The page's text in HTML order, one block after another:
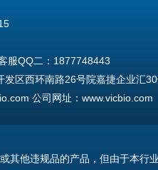
服QQ二：1877748443
发区西环南路26号院嘉捷企业汇
公司网址：www.vicbio.com
其他违规品的产品，但由于本